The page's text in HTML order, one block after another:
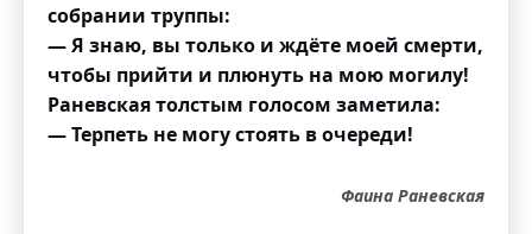
собрании труппы:
— Я знаю, вы только и ждёте моей смерти,
чтобы прийти и плюнуть на мою могилу!
Раневская толстым голосом заметила:
— Терпеть не могу стоять в очереди!
Фаина Раневская